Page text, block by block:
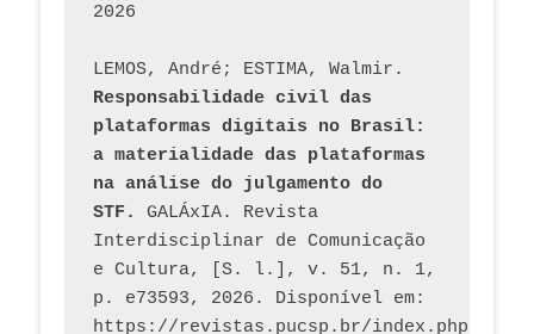
2026
Responsabilidade civil das
plataformas digitais no Brasil:
a materialidade das plataformas
na análise do julgamento do
STF.
GALÁxIA. Revista
Interdisciplinar de Comunicação
e Cultura, [S. l.], v. 51, n. 1,
p. e73593, 2026. Disponível em: